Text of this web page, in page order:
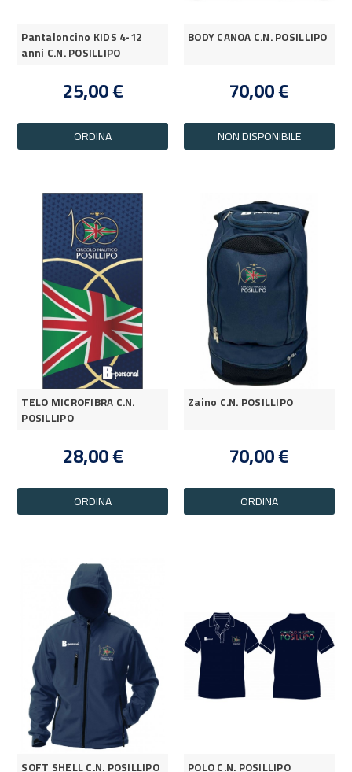
Pantaloncino KIDS 4-12
anni C.N. POSILLIPO
25,00 €
ORDINA
BODY CANOA C.N. POSILLIPO
70,00 €
NON DISPONIBILE
TELO MICROFIBRA C.N.
POSILLIPO
28,00 €
ORDINA
Zaino C.N. POSILLIPO
70,00 €
ORDINA
SOFT SHELL C.N. POSILLIPO POLO C.N. POSILLIPO